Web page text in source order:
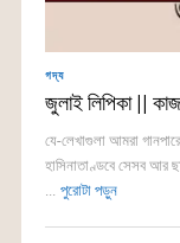
গদ্য
জুলাই লিপিকা ||
যে-লেখাগুলা আমরা
হাসিনাতাণ্ডবে সেসব আর
... পুরোটা পড়ুন